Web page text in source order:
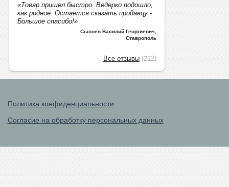
«Товар пришел быстро. Ведерко подошло,
как родное. Остается сказать продавцу -
Большое спасибо!»
Сысоев Василий Георгиевич,
Ставрополь
Все отзывы(212)
Политика конфиденциальности
Согласие на обработку персональных данных